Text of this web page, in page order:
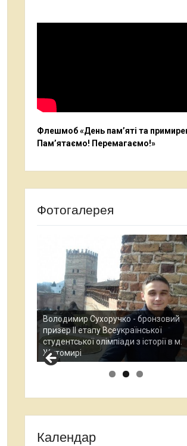
Флешмоб «День пам’яті та
Пам’ятаємо! Перемагаємо!»
Фотогалерея
Остап Кардаш - бронзовий призер ІІ
Всеукраїнської студентської
історії в м. Житомирі
Календар